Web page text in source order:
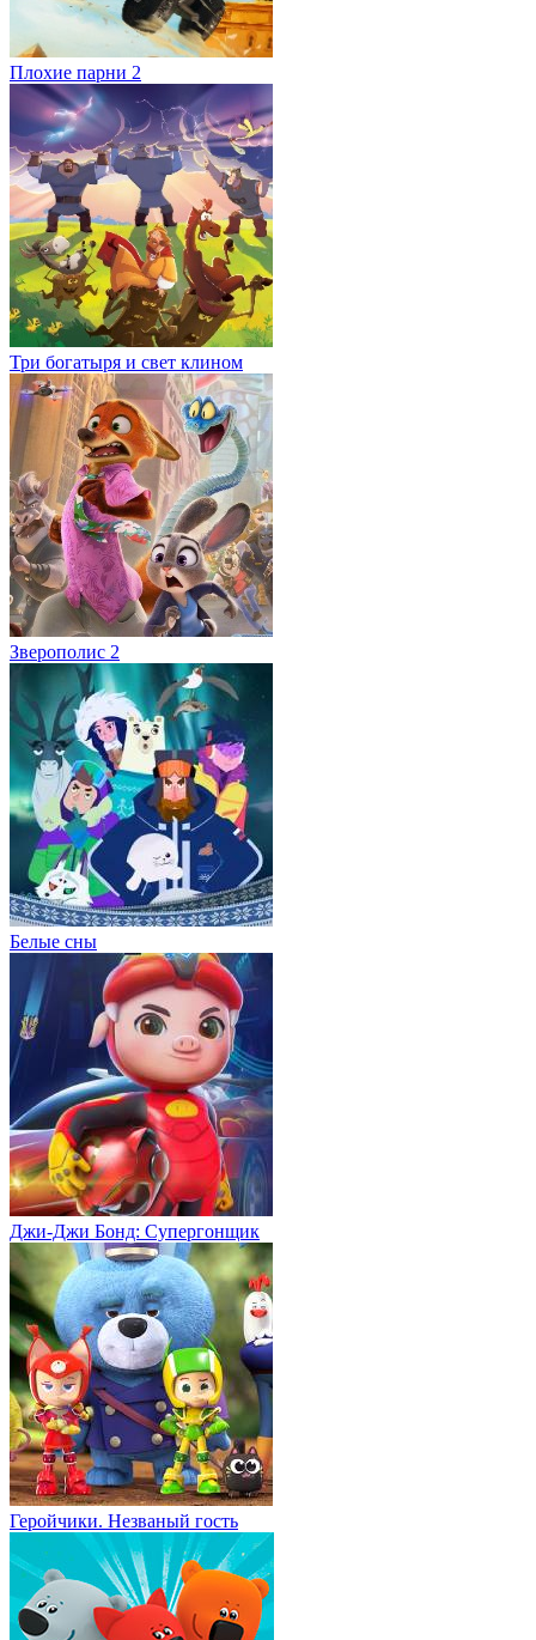
Плохие парни 2
Три богатыря и свет клином
Зверополис 2
Белые сны
Джи-Джи Бонд: Супергонщик
Геройчики. Незваный гость